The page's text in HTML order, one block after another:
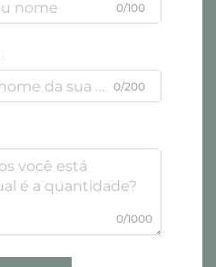
0/100
0/200
0/1000